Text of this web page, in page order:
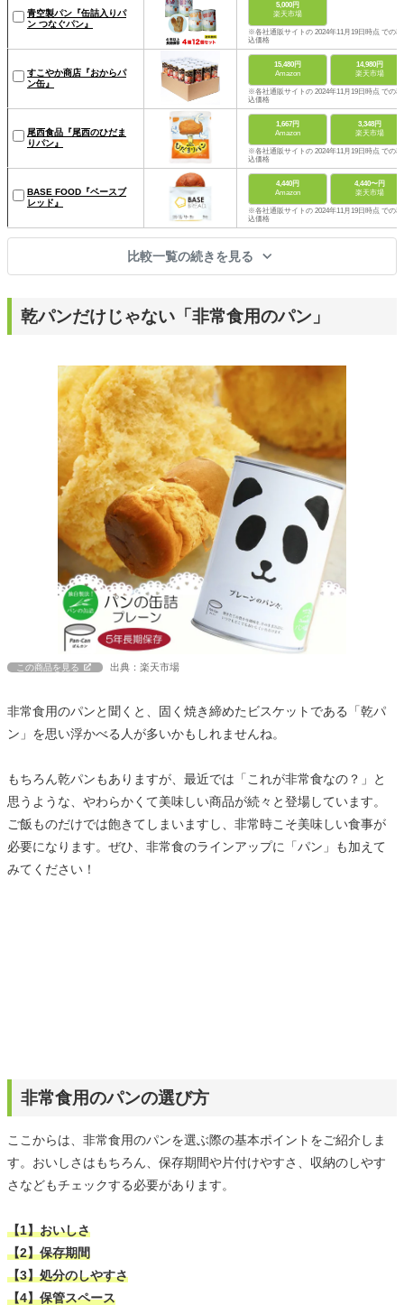
青空製パン『缶詰入りパ
ン つなぐパン』
5,000円
楽天市場
※各社通販サイトの 2024年11月19日時点 での税
込価格
すこやか商店『おからパ
ン缶』
15,480円
Amazon
14,980円
楽天市場
※各社通販サイトの 2024年11月19日時点 での税
込価格
尾西食品『尾西のひだま
りパン』
1,667円
Amazon
3,348円
楽天市場
※各社通販サイトの 2024年11月19日時点 での税
込価格
BASE FOOD『ベースブ
レッド』
4,440円
Amazon
4,440〜円
楽天市場
※各社通販サイトの 2024年11月19日時点 での税
込価格
比較一覧の続きを見る
乾パンだけじゃない「非常食用のパン」
この商品を見る 出典：楽天市場
非常食用のパンと聞くと、固く焼き締めたビスケットである「乾パ
ン」を思い浮かべる人が多いかもしれませんね。
もちろん乾パンもありますが、最近では「これが非常食なの？」と
思うような、やわらかくて美味しい商品が続々と登場しています。
ご飯ものだけでは飽きてしまいますし、非常時こそ美味しい食事が
必要になります。ぜひ、非常食のラインアップに「パン」も加えて
みてください！
非常食用のパンの選び方
ここからは、非常食用のパンを選ぶ際の基本ポイントをご紹介しま
す。おいしさはもちろん、保存期間や片付けやすさ、収納のしやす
さなどもチェックする必要があります。
【1】おいしさ
【2】保存期間
【3】処分のしやすさ
【4】保管スペース